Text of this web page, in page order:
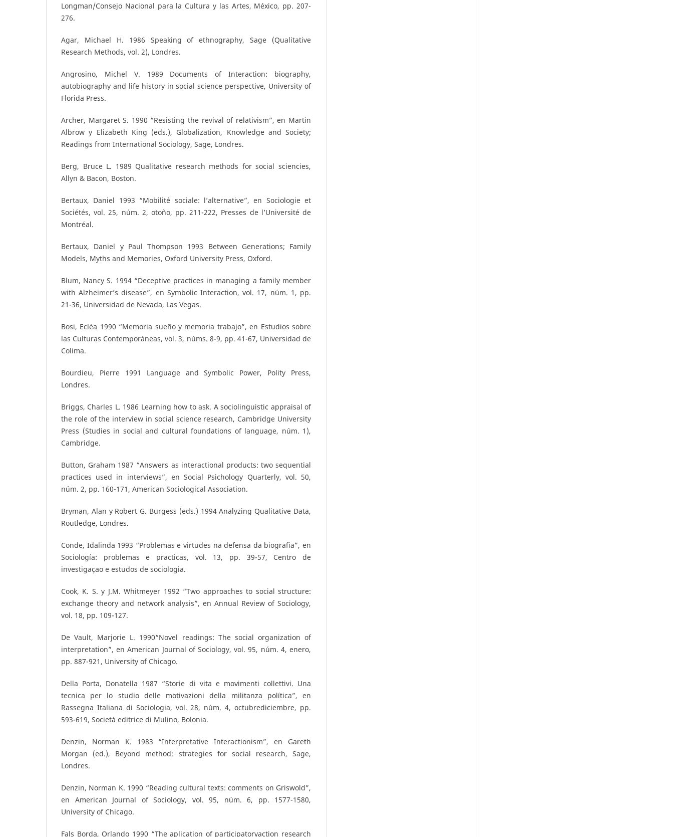
Longman/Consejo Nacional para la Cultura y las Artes, México, pp. 207-
276.
Agar, Michael H. 1986 Speaking of ethnography, Sage (Qualitative
Research Methods, vol. 2), Londres.
Angrosino, Michel V. 1989 Documents of Interaction: biography,
autobiography and life history in social science perspective, University of
Florida Press.
Archer, Margaret S. 1990 “Resisting the revival of relativism”, en Martin
Albrow y Elizabeth King (eds.), Globalization, Knowledge and Society;
Readings from International Sociology, Sage, Londres.
Berg, Bruce L. 1989 Qualitative research methods for social sciencies,
Allyn & Bacon, Boston.
Bertaux, Daniel 1993 “Mobilité sociale: l’alternative”, en Sociologie et
Sociétés, vol. 25, núm. 2, otoño, pp. 211-222, Presses de l’Université de
Montréal.
Bertaux, Daniel y Paul Thompson 1993 Between Generations; Family
Models, Myths and Memories, Oxford University Press, Oxford.
Blum, Nancy S. 1994 “Deceptive practices in managing a family member
with Alzheimer’s disease”, en Symbolic Interaction, vol. 17, núm. 1, pp.
21-36, Universidad de Nevada, Las Vegas.
Bosi, Ecléa 1990 “Memoria sueño y memoria trabajo”, en Estudios sobre
las Culturas Contemporáneas, vol. 3, núms. 8-9, pp. 41-67, Universidad de
Colima.
Bourdieu, Pierre 1991 Language and Symbolic Power, Polity Press,
Londres.
Briggs, Charles L. 1986 Learning how to ask. A sociolinguistic appraisal of
the role of the interview in social science research, Cambridge University
Press (Studies in social and cultural foundations of language, núm. 1),
Cambridge.
Button, Graham 1987 “Answers as interactional products: two sequential
practices used in interviews”, en Social Psichology Quarterly, vol. 50,
núm. 2, pp. 160-171, American Sociological Association.
Bryman, Alan y Robert G. Burgess (eds.) 1994 Analyzing Qualitative Data,
Routledge, Londres.
Conde, Idalinda 1993 “Problemas e virtudes na defensa da biografia”, en
Sociología: problemas e practicas, vol. 13, pp. 39-57, Centro de
investigaçao e estudos de sociologia.
Cook, K. S. y J.M. Whitmeyer 1992 “Two approaches to social structure:
exchange theory and network analysis”, en Annual Review of Sociology,
vol. 18, pp. 109-127.
De Vault, Marjorie L. 1990“Novel readings: The social organization of
interpretation”, en American Journal of Sociology, vol. 95, núm. 4, enero,
pp. 887-921, University of Chicago.
Della Porta, Donatella 1987 “Storie di vita e movimenti collettivi. Una
tecnica per lo studio delle motivazioni della militanza política”, en
Rassegna Italiana di Sociologia, vol. 28, núm. 4, octubrediciembre, pp.
593-619, Societá editrice di Mulino, Bolonia.
Denzin, Norman K. 1983 “Interpretative Interactionism”, en Gareth
Morgan (ed.), Beyond method; strategies for social research, Sage,
Londres.
Denzin, Norman K. 1990 “Reading cultural texts: comments on Griswold”,
en American Journal of Sociology, vol. 95, núm. 6, pp. 1577-1580,
University of Chicago.
Fals Borda, Orlando 1990 “The aplication of participatoryaction research